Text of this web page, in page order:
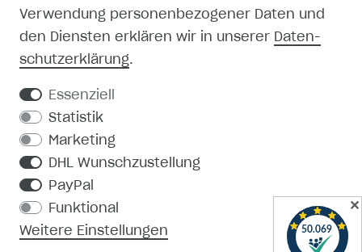
MEIN KONTO
REGISTRIEREN
KONTAKT
PRODUKTKATALOG
MEDIEN-DOWNLOAD
Verwendung personenbezogener Daten und
den Diensten erklären wir in unserer Daten­
schutz­erklärung.
Essenziell
Statistik
Marketing
DHL Wunschzustellung
PayPal
Funktional
Weitere Einstellungen
✕